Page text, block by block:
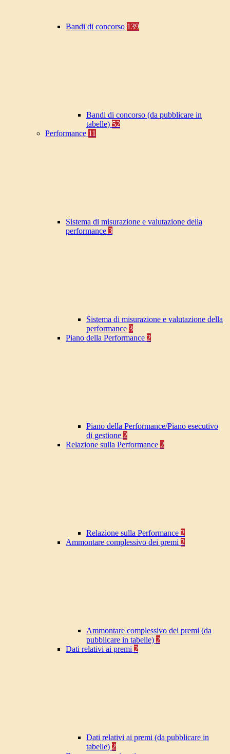
Bandi di concorso 139
Bandi di concorso (da pubblicare in
tabelle) 52
Performance 11
Sistema di misurazione e valutazione della
performance 3
Sistema di misurazione e valutazione della
performance 3
Piano della Performance 2
Piano della Performance/Piano esecutivo
di gestione 2
Relazione sulla Performance 2
Relazione sulla Performance 2
Ammontare complessivo dei premi 2
Ammontare complessivo dei premi (da
pubblicare in tabelle) 2
Dati relativi ai premi 2
Dati relativi ai premi (da pubblicare in
tabelle) 2